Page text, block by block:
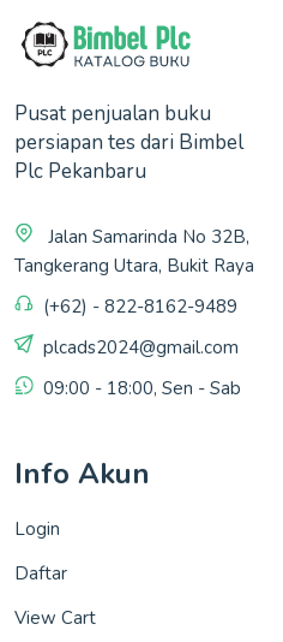
Pusat penjualan buku
persiapan tes dari Bimbel
Plc Pekanbaru
Jalan Samarinda No 32B,
Tangkerang Utara, Bukit Raya
(+62) - 822-8162-9489
plcads2024@gmail.com
09:00 - 18:00, Sen - Sab
Info Akun
Login
Daftar
View Cart